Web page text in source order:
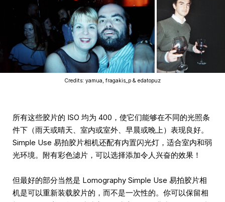
Credits: yamua, fragakis_p & edatopuz
所有这些胶片的 ISO 均为 400，使它们能够在不同的光照条
件下（雨天或晴天、室内或室外、早晨或晚上）表现良好。
Simple Use 易拍胶片相机还配有内置闪光灯，适合室内和弱
光环境。附有彩色滤片，可以选择添加令人兴奋的效果！
但最好的部分当然是 Lomography Simple Use 易拍胶片相
机是可以重新装载胶片的，而不是一次性的。你可以保留相